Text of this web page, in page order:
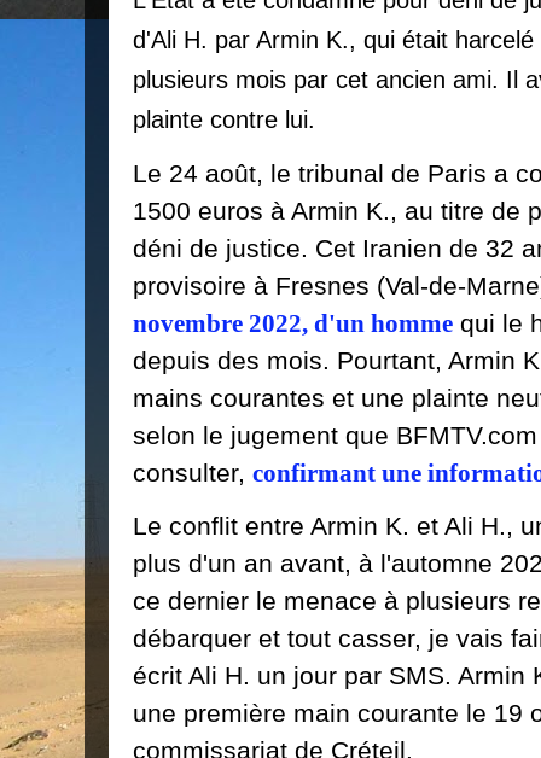
d'Ali H. par Armin K., qui était
plusieurs mois par cet ancien ami. Il
plainte contre lui.
Le 24 août, le tribunal de Paris a
1500 euros à Armin K., au titre de
déni de justice. Cet Iranien de 32
provisoire à Fresnes (Val-de-
novembre 2022, d'un homme qui le
depuis des mois. Pourtant, Armin
mains courantes et une plainte
selon le jugement que
consulter, confirmant une
Le conflit entre Armin K. et Ali H.,
plus d'un an avant, à l'automne
ce dernier le menace à plusieurs
débarquer et tout casser, je vais
écrit Ali H. un jour par SMS. Armin
une première main courante le 19
commissariat de Créteil.